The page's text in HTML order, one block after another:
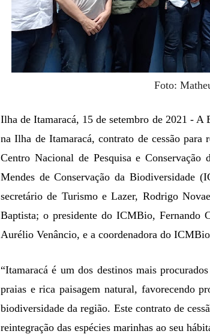
Foto:
Ilha de Itamaracá, 15 de setembro de 2021 -
na Ilha de Itamaracá, contrato de cessão para
Centro Nacional de Pesquisa e
Mendes de Conservação da Biodiversidade
secretário de Turismo e Lazer, Rodrigo
Baptista; o presidente do ICMBio, Fernando
Aurélio Venâncio, e a coordenadora do
“Itamaracá é um dos destinos mais
praias e rica paisagem natural, favorecendo
biodiversidade da região. Este contrato de
reintegração das espécies marinhas ao seu